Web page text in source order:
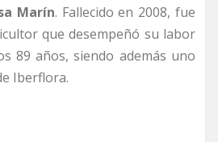
Marín. Fallecido en 2008, fue
que desempeñó su labor
89 años, siendo además uno
Iberflora.